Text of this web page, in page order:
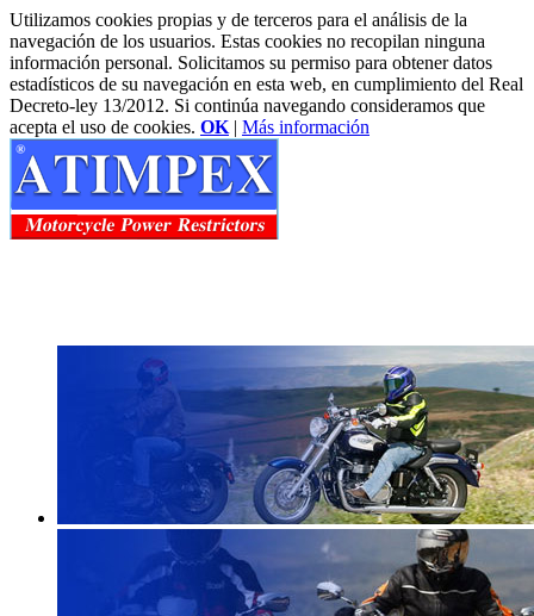
Utilizamos cookies propias y de terceros para el análisis de la
navegación de los usuarios. Estas cookies no recopilan ninguna
información personal. Solicitamos su permiso para obtener datos
estadísticos de su navegación en esta web, en cumplimiento del Real
Decreto-ley 13/2012. Si continúa navegando consideramos que
acepta el uso de cookies. OK | Más información